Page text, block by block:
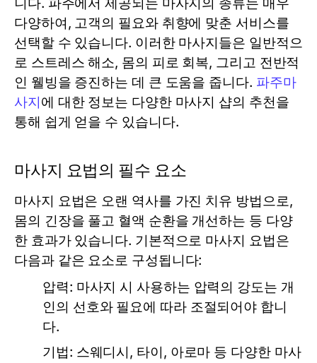
니다. 파주에서 제공되는 마사지의 종류는 매우
다양하여, 고객의 필요와 취향에 맞춘 서비스를
선택할 수 있습니다. 이러한 마사지들은 일반적으
로 스트레스 해소, 몸의 피로 회복, 그리고 전반적
인 웰빙을 증진하는 데 큰 도움을 줍니다. 파주마
사지에 대한 정보는 다양한 마사지 샵의 추천을
통해 쉽게 얻을 수 있습니다.
마사지 요법의 필수 요소
마사지 요법은 오랜 역사를 가진 치유 방법으로,
몸의 긴장을 풀고 혈액 순환을 개선하는 등 다양
한 효과가 있습니다. 기본적으로 마사지 요법은
다음과 같은 요소로 구성됩니다:
압력: 마사지 시 사용하는 압력의 강도는 개
인의 선호와 필요에 따라 조절되어야 합니
다.
기법: 스웨디시, 타이, 아로마 등 다양한 마사